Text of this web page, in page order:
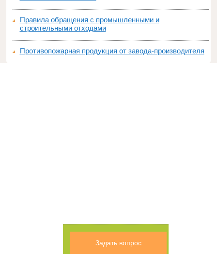
Правила обращения с промышленными и
строительными отходами
Противопожарная продукция от завода-производителя
Задать вопрос